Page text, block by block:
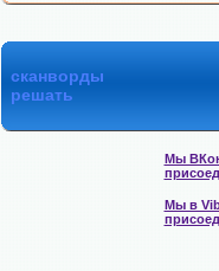
сканворды
решать
Мы
Мы в